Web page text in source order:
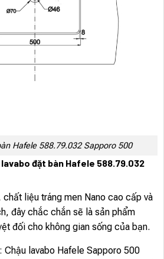
Hafele 588.79.032 Sapporo 500
lavabo đặt bàn Hafele 588.79.032
liệu tráng men Nano cao cấp và
đây chắc chắn sẽ là sản phẩm
đối cho không gian sống của bạn.
Chậu lavabo Hafele Sapporo 500